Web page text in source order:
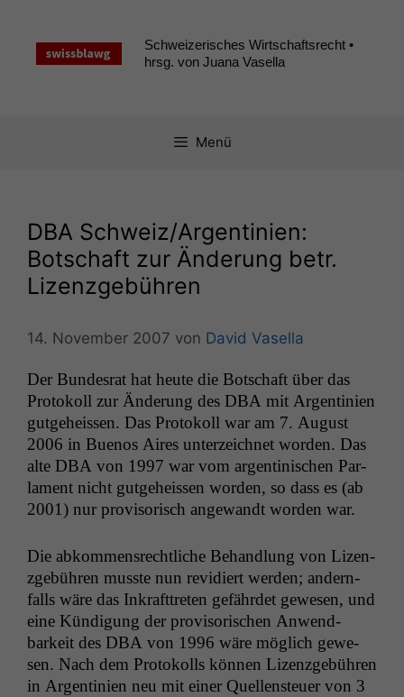
springen
Schweizerisches Wirtschaftsrecht •
hrsg. von Juana Vasella
Menü
DBA Schweiz/Argentinien:
Botschaft zur Änderung betr.
Lizenzgebühren
14. November 2007 von David Vasella
Der Bun­desrat hat heute die Botschaft über das
Pro­tokoll zur Änderung des DBA mit Argen­tinien
gut­ge­heis­sen. Das Pro­tokoll war am 7. August
2006 in Buenos Aires unterze­ich­net wor­den. Das
alte DBA von 1997 war vom argen­tinis­chen Par­
la­ment nicht gut­ge­heis­sen wor­den, so dass es (ab
2001) nur pro­vi­sorisch ange­wandt wor­den war.
Die abkom­men­srechtliche Behand­lung von Lizen­
zge­bühren musste nun rev­i­diert wer­den; andern­
falls wäre das Inkraft­treten gefährdet gewe­sen, und
eine Kündi­gung der pro­vi­sorischen Anwend­
barkeit des DBA von 1996 wäre möglich gewe­
sen. Nach dem Pro­tokolls kön­nen Lizen­zge­bühren
in Argen­tinien neu mit ein­er Quel­len­s­teuer von 3